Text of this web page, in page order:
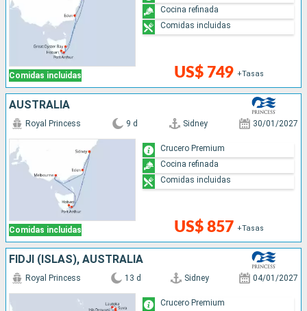
Comidas incluidas US$ 749 +Tasas
Cocina refinada
Comidas incluidas
AUSTRALIA
Comidas incluidas
Royal Princess 9 d Sidney 30/01/2027
US$ 857 +Tasas
Crucero Premium
Cocina refinada
Comidas incluidas
FIDJI (ISLAS), AUSTRALIA
Royal Princess 13 d Sidney 04/01/2027
Crucero Premium